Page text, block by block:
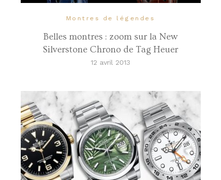
Montres de légendes
Belles montres : zoom sur la New
Silverstone Chrono de Tag Heuer
12 avril 2013